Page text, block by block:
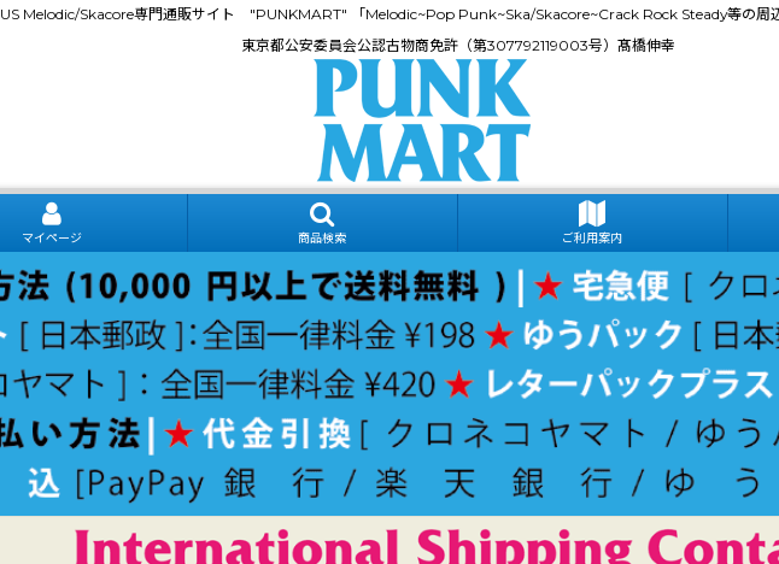
US Melodic/Skacore専門通販サイト "PUNKMART" 「Melodic~Pop Punk~Ska/Skacore~Crack Rock Steady等の周辺
東京都公安委員会公認古物商免許（第307792119003号）髙橋伸幸
マイページ 商品検索 ご利用案内